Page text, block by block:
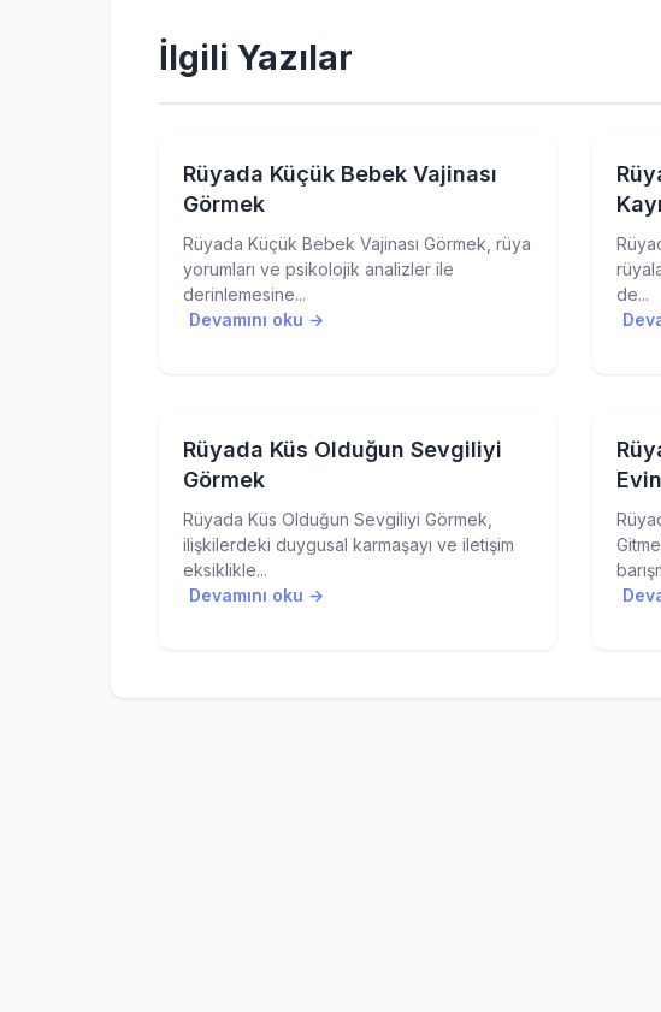
İlgili Yazılar
Rüyada Küçük Bebek Vajinası
Görmek
Rüyada Küçük Bebek Vajinası Görmek, rüya
yorumları ve psikolojik analizler ile
derinlemesine...
Devamını oku →
de...
Rüyada Küs Olduğun Sevgiliyi
Görmek
Rüyada Küs Olduğun Sevgiliyi Görmek,
ilişkilerdeki duygusal karmaşayı ve iletişim
eksiklikle...
Devamını oku →